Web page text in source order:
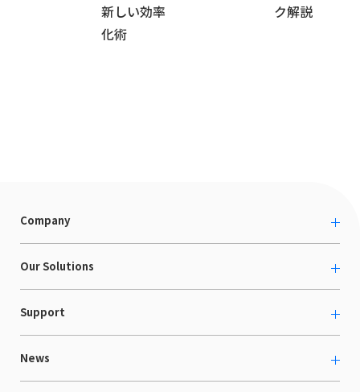
新しい効率
化術
ク解説
Company
About us
カルチャー
採用情報
Our Solutions
越境ECコンサルティング
Shopee支援
LaunchCart
Support
お役立ち資料
セミナー情報
News